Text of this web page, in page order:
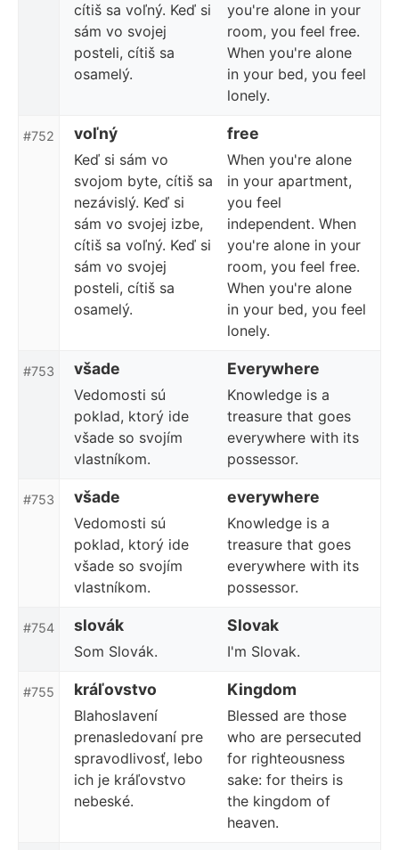
cítiš sa voľný. Keď si
sám vo svojej
posteli, cítiš sa
osamelý.
you're alone in your
room, you feel free.
When you're alone
in your bed, you feel
lonely.
#752 voľný free
Keď si sám vo
svojom byte, cítiš sa
nezávislý. Keď si
sám vo svojej izbe,
cítiš sa voľný. Keď si
sám vo svojej
posteli, cítiš sa
osamelý.
When you're alone
in your apartment,
you feel
independent. When
you're alone in your
room, you feel free.
When you're alone
in your bed, you feel
lonely.
#753 všade Everywhere
Vedomosti sú
poklad, ktorý ide
všade so svojím
vlastníkom.
Knowledge is a
treasure that goes
everywhere with its
possessor.
#753 všade everywhere
Vedomosti sú
poklad, ktorý ide
všade so svojím
vlastníkom.
Knowledge is a
treasure that goes
everywhere with its
possessor.
#754 slovák Slovak
Som Slovák. I'm Slovak.
#755 kráľovstvo Kingdom
Blahoslavení
prenasledovaní pre
spravodlivosť, lebo
ich je kráľovstvo
nebeské.
Blessed are those
who are persecuted
for righteousness
sake: for theirs is
the kingdom of
heaven.